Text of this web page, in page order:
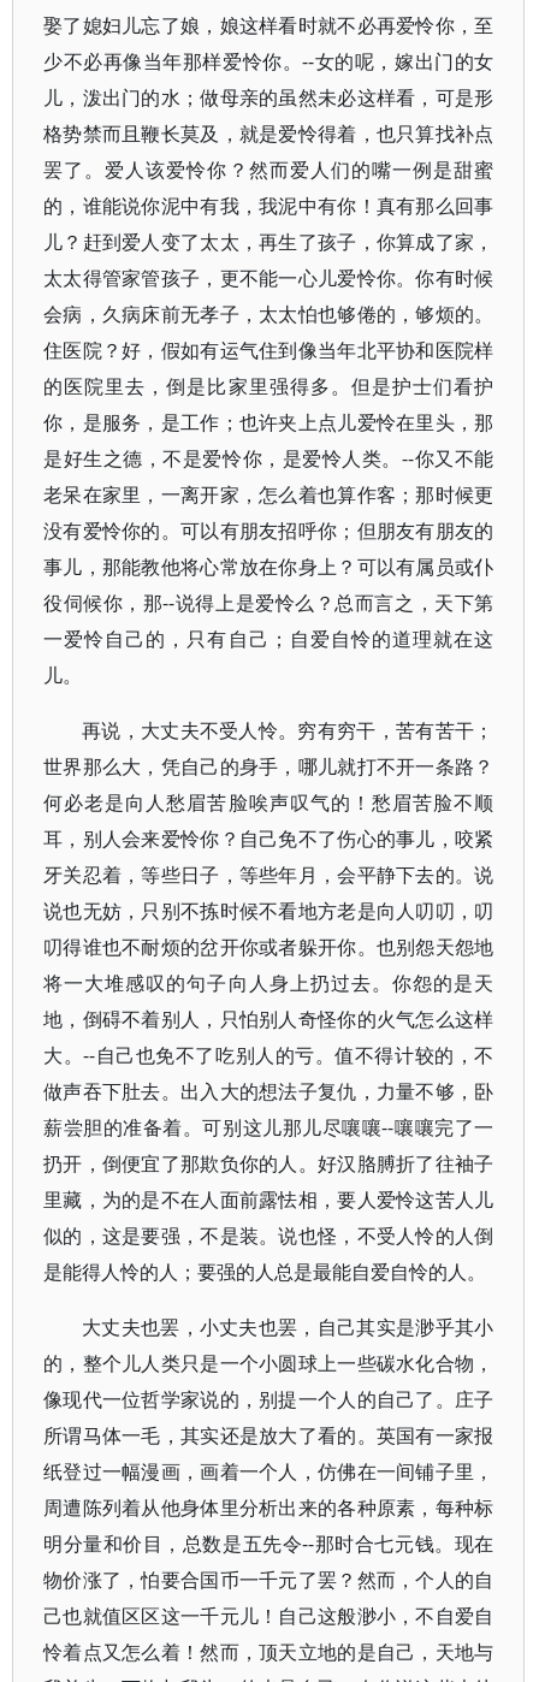
娶了媳妇儿忘了娘，娘这样看时就不必再爱怜你，至
少不必再像当年那样爱怜你。--女的呢，嫁出门的女
儿，泼出门的水；做母亲的虽然未必这样看，可是形
格势禁而且鞭长莫及，就是爱怜得着，也只算找补点
罢了。爱人该爱怜你？然而爱人们的嘴一例是甜蜜
的，谁能说你泥中有我，我泥中有你！真有那么回事
儿？赶到爱人变了太太，再生了孩子，你算成了家，
太太得管家管孩子，更不能一心儿爱怜你。你有时候
会病，久病床前无孝子，太太怕也够倦的，够烦的。
住医院？好，假如有运气住到像当年北平协和医院样
的医院里去，倒是比家里强得多。但是护士们看护
你，是服务，是工作；也许夹上点儿爱怜在里头，那
是好生之德，不是爱怜你，是爱怜人类。--你又不能
老呆在家里，一离开家，怎么着也算作客；那时候更
没有爱怜你的。可以有朋友招呼你；但朋友有朋友的
事儿，那能教他将心常放在你身上？可以有属员或仆
役伺候你，那--说得上是爱怜么？总而言之，天下第
一爱怜自己的，只有自己；自爱自怜的道理就在这
儿。
再说，大丈夫不受人怜。穷有穷干，苦有苦干；
世界那么大，凭自己的身手，哪儿就打不开一条路？
何必老是向人愁眉苦脸唉声叹气的！愁眉苦脸不顺
耳，别人会来爱怜你？自己免不了伤心的事儿，咬紧
牙关忍着，等些日子，等些年月，会平静下去的。说
说也无妨，只别不拣时候不看地方老是向人叨叨，叨
叨得谁也不耐烦的岔开你或者躲开你。也别怨天怨地
将一大堆感叹的句子向人身上扔过去。你怨的是天
地，倒碍不着别人，只怕别人奇怪你的火气怎么这样
大。--自己也免不了吃别人的亏。值不得计较的，不
做声吞下肚去。出入大的想法子复仇，力量不够，卧
薪尝胆的准备着。可别这儿那儿尽嚷嚷--嚷嚷完了一
扔开，倒便宜了那欺负你的人。好汉胳膊折了往袖子
里藏，为的是不在人面前露怯相，要人爱怜这苦人儿
似的，这是要强，不是装。说也怪，不受人怜的人倒
是能得人怜的人；要强的人总是最能自爱自怜的人。
大丈夫也罢，小丈夫也罢，自己其实是渺乎其小
的，整个儿人类只是一个小圆球上一些碳水化合物，
像现代一位哲学家说的，别提一个人的自己了。庄子
所谓马体一毛，其实还是放大了看的。英国有一家报
纸登过一幅漫画，画着一个人，仿佛在一间铺子里，
周遭陈列着从他身体里分析出来的各种原素，每种标
明分量和价目，总数是五先令--那时合七元钱。现在
物价涨了，怕要合国币一千元了罢？然而，个人的自
己也就值区区这一千元儿！自己这般渺小，不自爱自
怜着点又怎么着！然而，顶天立地的是自己，天地与